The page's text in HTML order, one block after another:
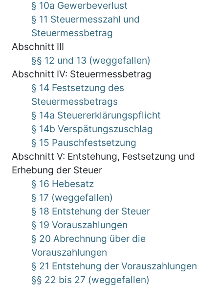
§ 10a Gewerbeverlust
§ 11 Steuermesszahl und
Steuermessbetrag
Abschnitt III
§§ 12 und 13 (weggefallen)
Abschnitt IV: Steuermessbetrag
§ 14 Festsetzung des
Steuermessbetrags
§ 14a Steuererklärungspflicht
§ 14b Verspätungszuschlag
§ 15 Pauschfestsetzung
Abschnitt V: Entstehung, Festsetzung und
Erhebung der Steuer
§ 16 Hebesatz
§ 17 (weggefallen)
§ 18 Entstehung der Steuer
§ 19 Vorauszahlungen
§ 20 Abrechnung über die
Vorauszahlungen
§ 21 Entstehung der Vorauszahlungen
§§ 22 bis 27 (weggefallen)